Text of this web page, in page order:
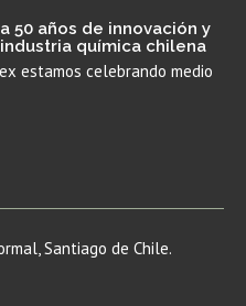
50 años de innovación y
química chilena
estamos celebrando medio
Santiago de Chile.